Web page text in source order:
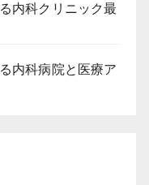
内科クリニック最
内科病院と医療ア